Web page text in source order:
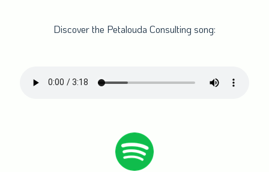
Discover the Petalouda Consulting song: